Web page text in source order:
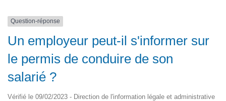
Question-réponse
Un employeur peut-il s'informer sur
le permis de conduire de son
salarié ?
Vérifié le 09/02/2023 - Direction de l'information légale et administrative